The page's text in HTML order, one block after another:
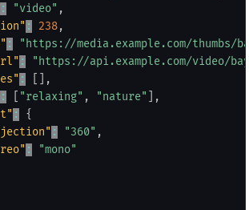
: "video" ,
: 238,
:
"https://media.example.com/thumbs/
:
"https://api.example.com/video/
:
,
: "relaxing" , "nature"
,
:
{
: "360" ,
:
"mono"